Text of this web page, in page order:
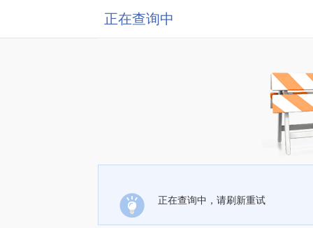
正在查询中
正在查询中，请刷新重试